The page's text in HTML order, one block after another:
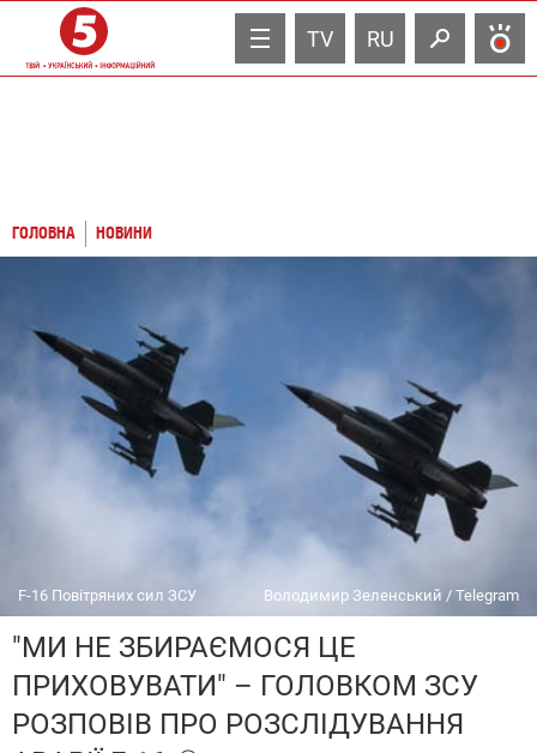
TV RU
ГОЛОВНА НОВИНИ
F-16 Повітряних сил ЗСУ Володимир Зеленський / Telegram
"МИ НЕ ЗБИРАЄМОСЯ ЦЕ
ПРИХОВУВАТИ" – ГОЛОВКОМ ЗСУ
РОЗПОВІВ ПРО РОЗСЛІДУВАННЯ